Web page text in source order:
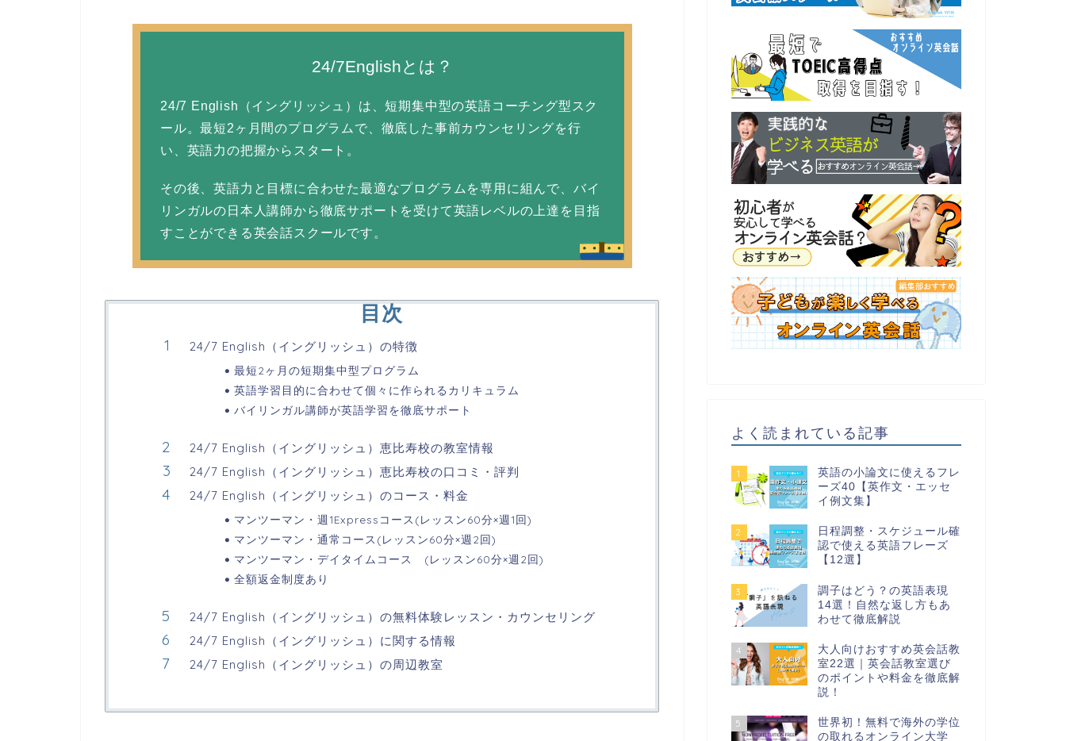
24/7Englishとは？
24/7 English（イングリッシュ）は、短期集中型の英語コーチング型スク
ール。最短2ヶ月間のプログラムで、徹底した事前カウンセリングを行
い、英語力の把握からスタート。
その後、英語力と目標に合わせた最適なプログラムを専用に組んで、バイ
リンガルの日本人講師から徹底サポートを受けて英語レベルの上達を目指
すことができる英会話スクールです。
目次
24/7 English（イングリッシュ）の特徴
最短2ヶ月の短期集中型プログラム
英語学習目的に合わせて個々に作られるカリキュラム
バイリンガル講師が英語学習を徹底サポート
24/7 English（イングリッシュ）恵比寿校の教室情報
24/7 English（イングリッシュ）恵比寿校の口コミ・評判
24/7 English（イングリッシュ）のコース・料金
マンツーマン・週1Expressコース(レッスン60分×週1回)
マンツーマン・通常コース(レッスン60分×週2回)
マンツーマン・デイタイムコース (レッスン60分×週2回)
全額返金制度あり
24/7 English（イングリッシュ）の無料体験レッスン・カウンセリング
24/7 English（イングリッシュ）に関する情報
24/7 English（イングリッシュ）の周辺教室
よく読まれている記事
1
英語の小論文に使えるフレ
ーズ40【英作文・エッセ
イ例文集】
2
日程調整・スケジュール確
認で使える英語フレーズ
【12選】
3
調子はどう？の英語表現
14選！自然な返し方もあ
わせて徹底解説
4
大人向けおすすめ英会話教
室22選｜英会話教室選び
のポイントや料金を徹底解
説！
5
世界初！無料で海外の学位
の取れるオンライン大学